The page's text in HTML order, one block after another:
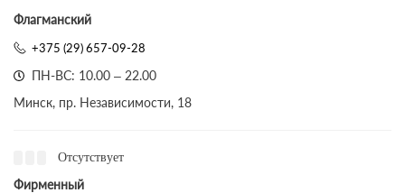
Флагманский
+375 (29) 657-09-28
ПН-ВС: 10.00 – 22.00
Минск, пр. Независимости, 18
Отсутствует
Фирменный